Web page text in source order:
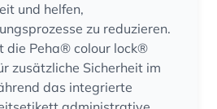
und helfen,
zu reduzieren.
die Peha® colour lock®
zusätzliche Sicherheit im
das integrierte